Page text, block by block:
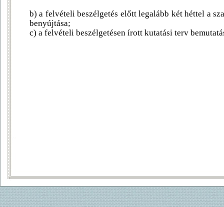
b) a felvételi beszélgetés előtt legalább két héttel a
benyújtása;
c) a felvételi beszélgetésen írott kutatási terv